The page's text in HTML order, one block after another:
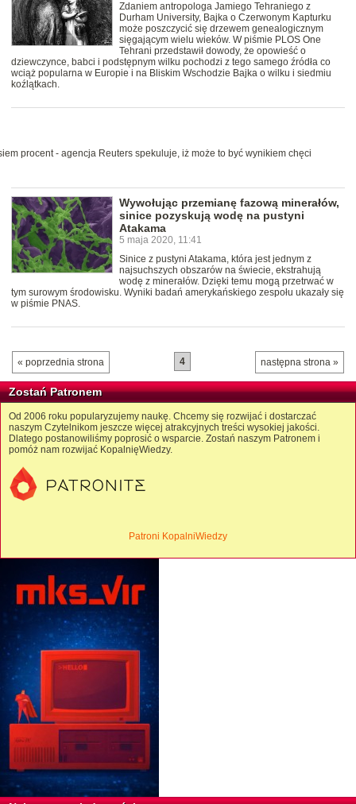
Zdaniem antropologa Jamiego Tehraniego z
Durham University, Bajka o Czerwonym Kapturku
może poszczycić się drzewem genealogicznym
sięgającym wielu wieków. W piśmie PLOS One
Tehrani przedstawił dowody, że opowieść o
dziewczynce, babci i podstępnym wilku pochodzi z tego samego źródła co
wciąż popularna w Europie i na Bliskim Wschodzie Bajka o wilku i siedmiu
koźlątkach.
procent - agencja Reuters spekuluje, iż może to być wynikiem chęci
Wywołując przemianę fazową minerałów,
sinice pozyskują wodę na pustyni
Atakama
5 maja 2020, 11:41
Sinice z pustyni Atakama, która jest jednym z
najsuchszych obszarów na świecie, ekstrahują
wodę z minerałów. Dzięki temu mogą przetrwać w
tym surowym środowisku. Wyniki badań amerykańskiego zespołu ukazały się
w piśmie PNAS.
« poprzednia strona następna strona »
4
Zostań Patronem
Od 2006 roku popularyzujemy naukę. Chcemy się rozwijać i dostarczać
naszym Czytelnikom jeszcze więcej atrakcyjnych treści wysokiej jakości.
Dlatego postanowiliśmy poprosić o wsparcie. Zostań naszym Patronem i
pomóż nam rozwijać KopalnięWiedzy.
Patroni KopalniWiedzy